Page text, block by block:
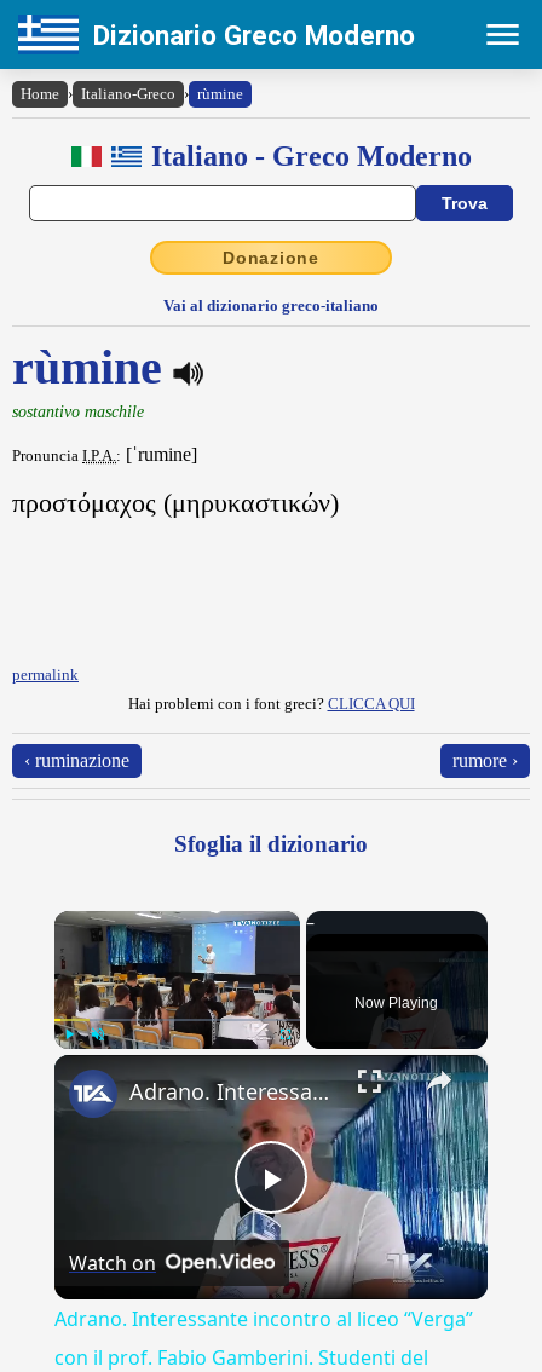
Dizionario Greco Moderno
Home › Italiano-Greco › rùmine
Italiano - Greco Moderno
Donazione
Vai al dizionario greco-italiano
rùmine
sostantivo maschile
Pronuncia I.P.A.: [ˈrumine]
προστόμαχος (μηρυκαστικών)
permalink
Hai problemi con i font greci? CLICCA QUI
‹ ruminazione rumore ›
Sfoglia il dizionario
×
Now Playing
×
Play
Video
Adrano. Interessante incontro al liceo “Verga” con il prof. Fabio Gamberini. Studenti del Linguistic
Watch on
Adrano. Interessante incontro al liceo “Verga”
con il prof. Fabio Gamberini. Studenti del